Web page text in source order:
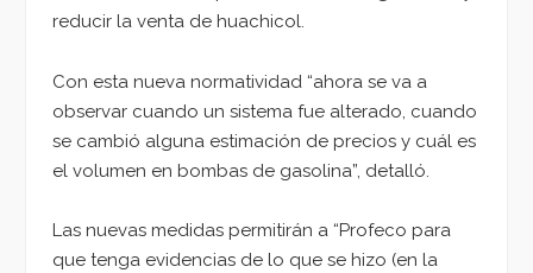
reducir la venta de huachicol.
Con esta nueva normatividad “ahora se va a
observar cuando un sistema fue alterado, cuando
se cambió alguna estimación de precios y cuál es
el volumen en bombas de gasolina”, detalló.
Las nuevas medidas permitirán a “Profeco para
que tenga evidencias de lo que se hizo (en la